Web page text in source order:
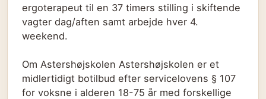
ergoterapeut til en 37 timers stilling i skiftende
vagter dag/aften samt arbejde hver 4.
weekend.
Om Astershøjskolen Astershøjskolen er et
midlertidigt botilbud efter servicelovens § 107
for voksne i alderen 18-75 år med forskellige